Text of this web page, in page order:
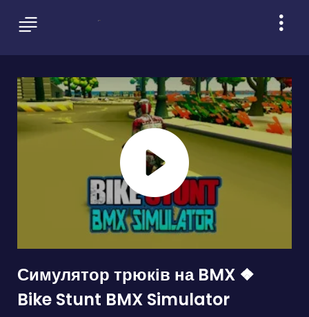
Симулятор трюків на BMX ❖
Bike Stunt BMX Simulator